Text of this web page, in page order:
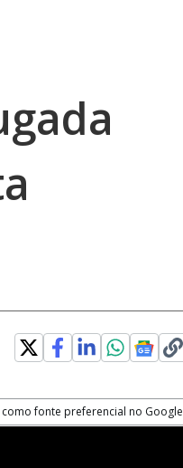
fonte preferencial no Google